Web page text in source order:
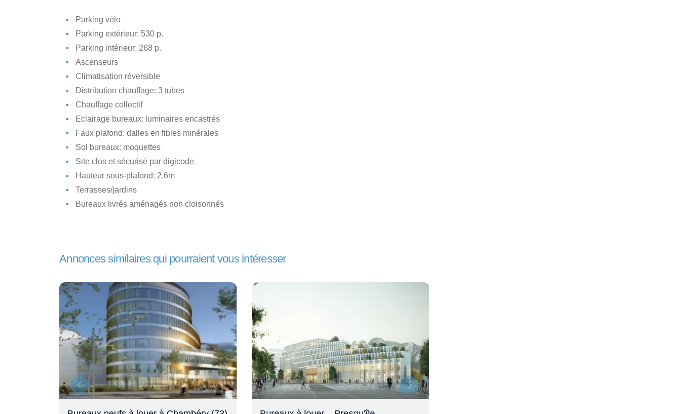
Parking vélo
Parking extérieur: 530 p.
Parking intérieur: 268 p.
Ascenseurs
Climatisation réversible
Distribution chauffage: 3 tubes
Chauffage collectif
Eclairage bureaux: luminaires encastrés
Faux plafond: dalles en fibles minérales
Sol bureaux: moquettes
Site clos et sécurisé par digicode
Hauteur sous-plafond: 2,6m
Terrasses/jardins
Bureaux livrés aménagés non cloisonnés
Annonces similaires qui pourraient vous intéresser